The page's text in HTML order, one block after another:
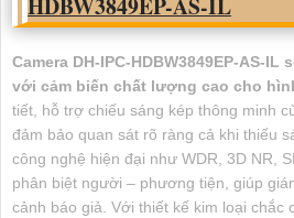
HDBW3849EP-AS-IL
Camera DH-IPC-HDBW3849EP-AS-
với cảm biến chất lượng cao cho
tiết, hỗ trợ chiếu sáng kép thông minh
đảm bảo quan sát rõ ràng cả khi thiếu
công nghệ hiện đại như WDR, 3D NR,
phân biệt người – phương tiện, giúp
cảnh báo giả. Với thiết kế kim loại chắc